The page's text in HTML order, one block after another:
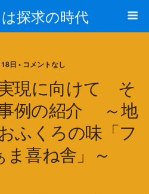
探求の時代
日 • コメントなし
現に向けて そ
例の紹介 ～地
ふくろの味「フ
ま喜ね舎」～